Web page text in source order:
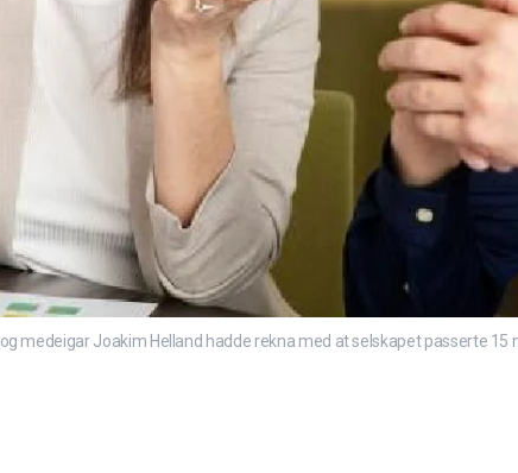
medeigar Joakim Helland hadde rekna med at selskapet passerte